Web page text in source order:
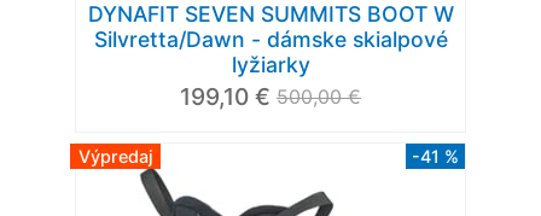
DYNAFIT SEVEN SUMMITS BOOT W
Silvretta/Dawn - dámske skialpové
lyžiarky
199,10 € 500,00 €
Výpredaj -41 %